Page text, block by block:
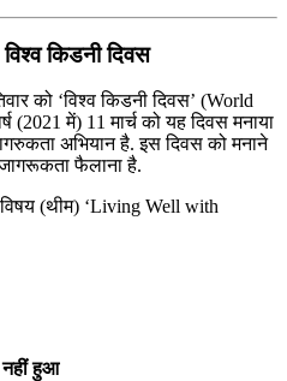
विश्व किडनी दिवस
को ‘विश्व किडनी दिवस’ (World
(2021 में) 11 मार्च को यह दिवस मनाया
अभियान है. इस दिवस को मनाने
फैलाना है.
(थीम) ‘Living Well with
नहीं हुआ